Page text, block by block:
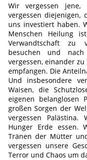
Wir vergessen
vergessen
uns investiert haben.
Menschen Heilung
Verwandtschaft zu
besuchen und
vergessen, einander
empfangen. Die
Und insbesondere
Waisen, die
eigenen belanglosen
großen Sorgen der
vergessen
Hunger Erde essen.
Tränen der Mütter
vergessen unsere
Terror und Chaos um